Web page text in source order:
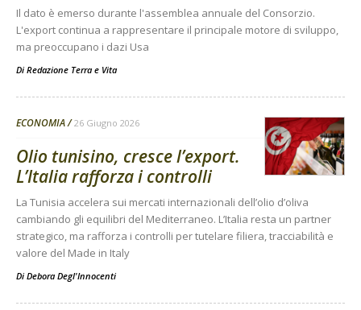
Il dato è emerso durante l'assemblea annuale del Consorzio.
L'export continua a rappresentare il principale motore di sviluppo,
ma preoccupano i dazi Usa
Di Redazione Terra e Vita
ECONOMIA 26 Giugno 2026
Olio tunisino, cresce l’export.
L’Italia rafforza i controlli
La Tunisia accelera sui mercati internazionali dell’olio d’oliva
cambiando gli equilibri del Mediterraneo. L’Italia resta un partner
strategico, ma rafforza i controlli per tutelare filiera, tracciabilità e
valore del Made in Italy
Di Debora Degl'Innocenti